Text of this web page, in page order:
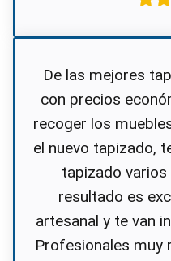
De las mejores
con precios
recoger los
el nuevo tapizado,
tapizado
resultado es
artesanal y te van
Profesionales muy